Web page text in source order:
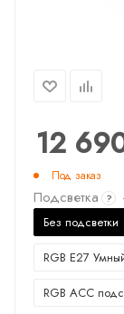
12
Под заказ
Подсветка ?
Без подсветки
RGB E27
RGB ACC